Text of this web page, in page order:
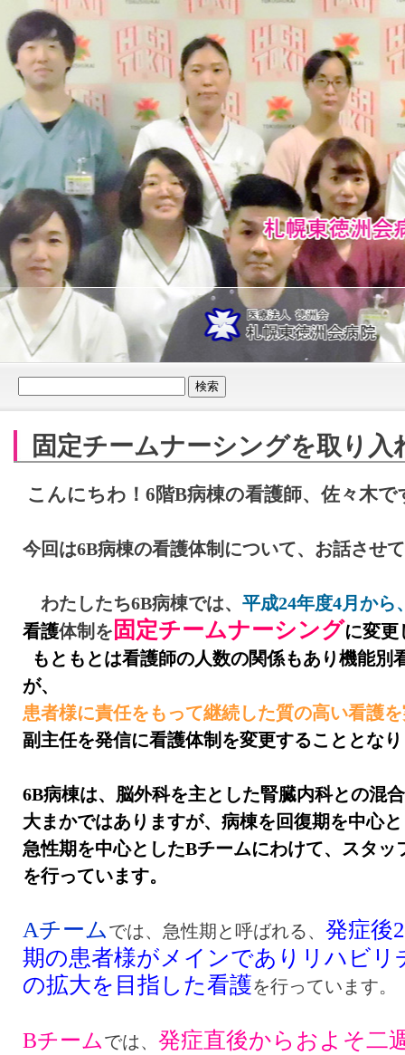
固定チームナーシングを取り入
こんにちわ！6階B病棟の看護師、佐々木で
今回は6B病棟の看護体制について、お話させ
わたしたち6B病棟では、 平成24年度4月から
看護体制を 固定チームナーシングに変更
もともとは看護師の人数の関係もあり機能別
が、
患者様に責任をもって継続した質の高い看護
副主任を発信に看護体制を変更することとな
6B病棟は、脳外科を主とした腎臓内科との混
大まかではありますが、病棟を回復期を中心
急性期を中心としたBチームにわけて、スタッ
を行っています。
Aチームでは、急性期と呼ばれる、 発症後
期の患者様がメインでありリハビリ
の拡大を目指した看護を行っています。
Bチームでは、 発症直後からおよそ二